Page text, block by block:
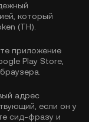
который
(TH).
приложение
Play Store,
адрес
если он у
сид-фразу и